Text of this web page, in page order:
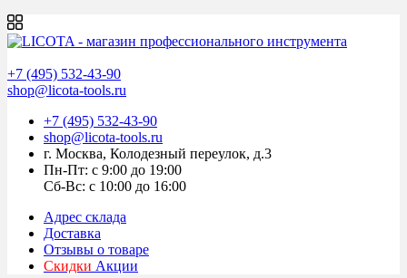
+7 (495) 532-43-90
shop@licota-tools.ru
+7 (495) 532-43-90
shop@licota-tools.ru
г. Москва, Колодезный переулок, д.3
Пн-Пт: с 9:00 до 19:00
Сб-Вс: с 10:00 до 16:00
Адрес склада
Доставка
Отзывы о товаре
Скидки Акции